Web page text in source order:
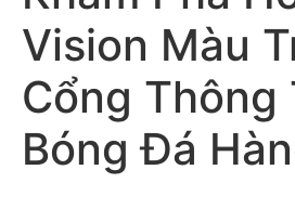
Vision Màu
Cổng Thông
Bóng Đá